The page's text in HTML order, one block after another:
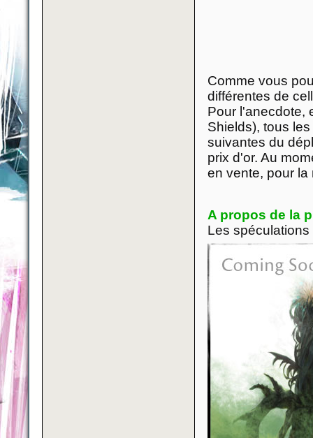
Comme vous
différentes de
Pour l'anecdote,
Shields), tous
suivantes du
prix d'or. Au
en vente, pour
A propos de la
Les